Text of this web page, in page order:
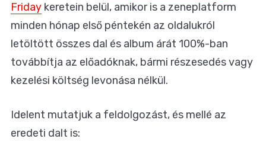
Friday keretein belül, amikor is a zeneplatform
minden hónap első péntekén az oldalukról
letöltött összes dal és album árát 100%-ban
továbbítja az előadóknak, bármi részesedés vagy
kezelési költség levonása nélkül.
Idelent mutatjuk a feldolgozást, és mellé az
eredeti dalt is: